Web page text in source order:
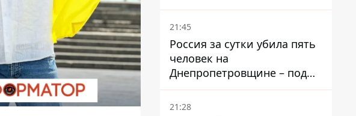
– он возглавил народное
голосование
21:45
Россия за сутки убила пять
человек на
Днепропетровщине – под
ударами оказались пять
районов области
21:28